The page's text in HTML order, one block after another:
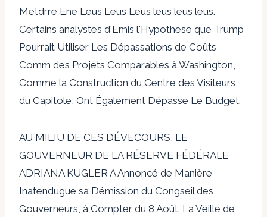
Metdrre Ene Leus Leus Leus leus leus leus.
Certains analystes d'Emis l'Hypothese que Trump
Pourrait Utiliser Les Dépassations de Coûts
Comm des Projets Comparables à Washington,
Comme la Construction du Centre des Visiteurs
du Capitole, Ont Également Dépasse Le Budget.
AU MILIU DE CES DÉVECOURS, LE
GOUVERNEUR DE LA RÉSERVE FÉDÉRALE
ADRIANA KUGLER A Annoncé de Manière
Inatendugue sa Démission du Congseil des
Gouverneurs, à Compter du 8 Août. La Veille de